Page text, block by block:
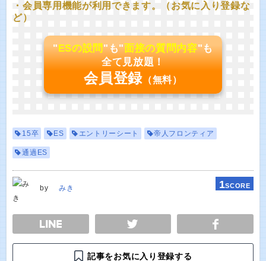
・会員専用機能が利用できます。（お気に入り登録な
ど）
"ESの設問"も"面接の質問内容"も
全て見放題！
会員登録 （無料）
15卒 ES エントリーシート 帝人フロンティア
通過ES
by みき 1SCORE
TWEET
記事をお気に入り登録する